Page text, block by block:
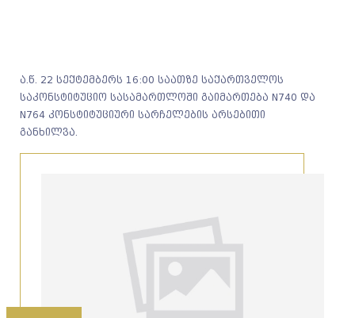
ა.წ. 22 სექტემბერს 16:00 საათზე საქართველოს
საკონსტიტუციო სასამართლოში გაიმართება N740 და
N764 კონსტიტუციური სარჩელების არსებითი
განხილვა.